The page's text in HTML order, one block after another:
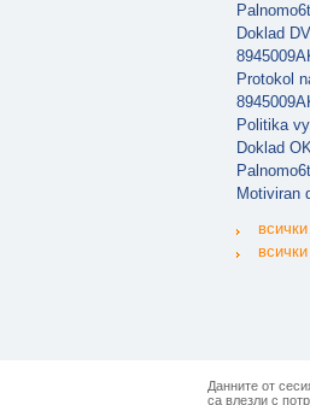
Doklad
Protokol
Politika
Doklad
Motiviran
Данните от
са влезли с